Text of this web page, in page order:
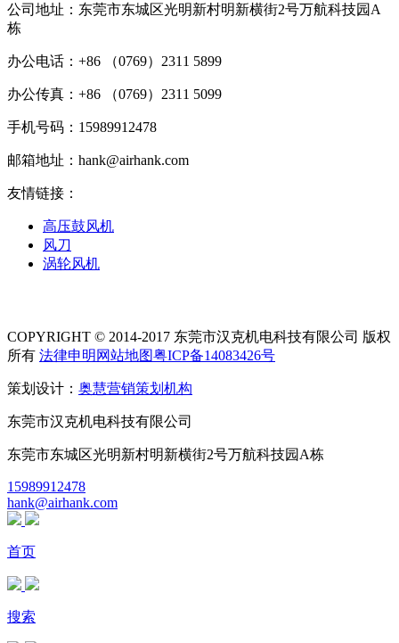
公司地址：东莞市东城区光明新村明新横街2号万航科技园A
栋
办公电话：+86 （0769）2311 5899
办公传真：+86 （0769）2311 5099
手机号码：15989912478
邮箱地址：hank@airhank.com
友情链接：
高压鼓风机
风刀
涡轮风机
COPYRIGHT © 2014-2017 东莞市汉克机电科技有限公司 版权
所有 法律申明 网站地图粤ICP备14083426号
策划设计： 奥慧营销策划机构
东莞市汉克机电科技有限公司
东莞市东城区光明新村明新横街2号万航科技园A栋
15989912478
hank@airhank.com
首页
搜索